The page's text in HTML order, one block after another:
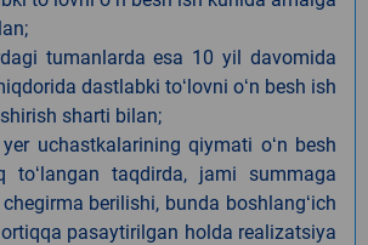
tumanlarda esa 10 yil davomida
dastlabki toʻlovni oʻn besh ish
sharti bilan;
uchastkalarining qiymati oʻn besh
toʻlangan taqdirda, jami summaga
berilishi, bunda boshlangʻich
pasaytirilgan holda realizatsiya